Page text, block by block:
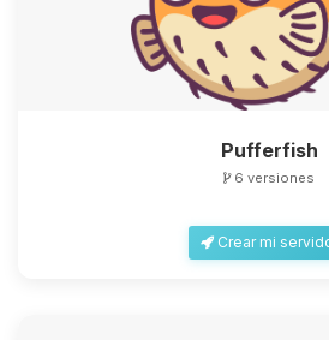
Pufferfish
6 versiones
Crear mi